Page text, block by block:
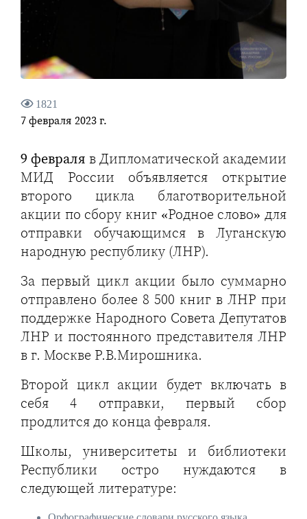
1821
7 февраля 2023 г.
9 февраля в Дипломатической академии
МИД России объявляется открытие
второго цикла благотворительной
акции по сбору книг «Родное слово» для
отправки обучающимся в Луганскую
народную республику (ЛНР).
За первый цикл акции было суммарно
отправлено более 8 500 книг в ЛНР при
поддержке Народного Совета Депутатов
ЛНР и постоянного представителя ЛНР
в г. Москве Р.В.Мирошника.
Второй цикл акции будет включать в
себя 4 отправки, первый сбор
продлится до конца февраля.
Школы, университеты и библиотеки
Республики остро нуждаются в
следующей литературе: